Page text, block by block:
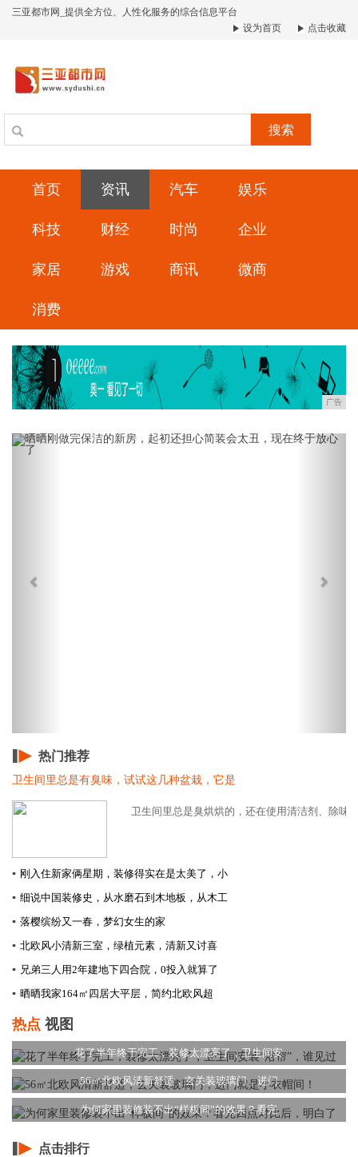
三亚都市网_提供全方位、人性化服务的综合信息平台
设为首页
点击收藏
搜索
首页 资讯 汽车 娱乐
科技 财经 时尚 企业
家居 游戏 商讯 微商
消费
广告
Previous Next
热门推荐
卫生间里总是有臭味，试试这几种盆栽，它是
卫生间里总是臭烘烘的，还在使用清洁剂、除味
▪ 刚入住新家俩星期，装修得实在是太美了，小
▪ 细说中国装修史，从水磨石到木地板，从木工
▪ 落樱缤纷又一春，梦幻女生的家
▪ 北欧风小清新三室，绿植元素，清新又讨喜
▪ 兄弟三人用2年建地下四合院，0投入就算了
▪ 晒晒我家164㎡四居大平层，简约北欧风超
热点 视图
花了半年终于完工，装修太漂亮了，卫生间安
56㎡北欧风清新舒适，玄关装玻璃门，进门
为何家里装修装不出“样板间”的效果？看完
点击排行